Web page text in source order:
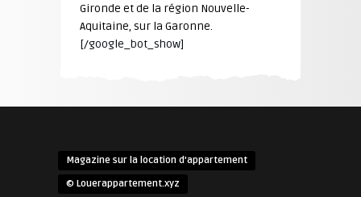
Gironde et de la région Nouvelle-
Aquitaine, sur la Garonne.
[/google_bot_show]
Magazine sur la location d'appartement
© Louerappartement.xyz